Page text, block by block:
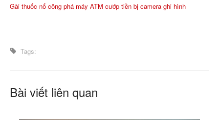
Gài thuốc nổ công phá máy ATM cướp tiền bị camera ghi hình
Tags:
Bài viết liên quan